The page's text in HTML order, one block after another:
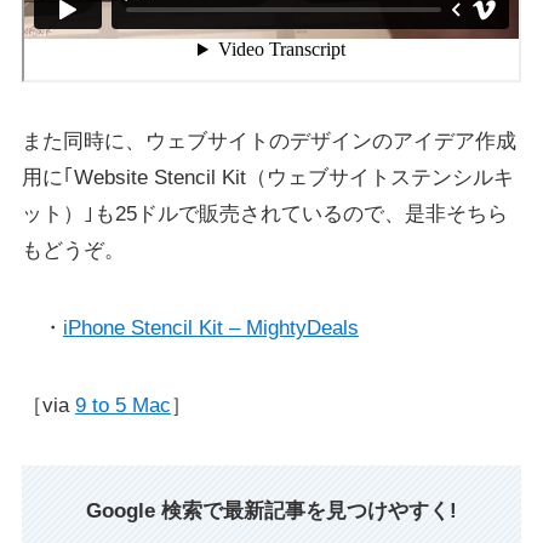
また同時に、ウェブサイトのデザインのアイデア作成
用に｢Website Stencil Kit（ウェブサイトステンシルキ
ット）｣も25ドルで販売されているので、是非そちら
もどうぞ。
・ iPhone Stencil Kit – MightyDeals
［via 9 to 5 Mac］
Google 検索で最新記事を見つけやすく!